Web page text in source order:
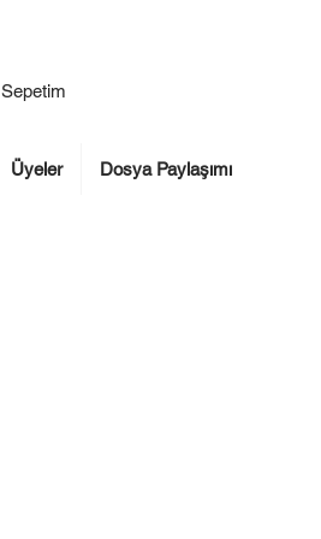
Sepetim
Üyeler Dosya Paylaşımı